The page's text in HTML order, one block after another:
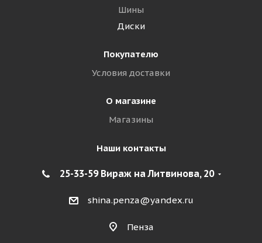
Шины
Диски
Покупателю
Условия доставки
О магазине
Магазины
Наши контакты
25-33-59 Вираж на Литвинова, 20
shina.penza@yandex.ru
Пенза